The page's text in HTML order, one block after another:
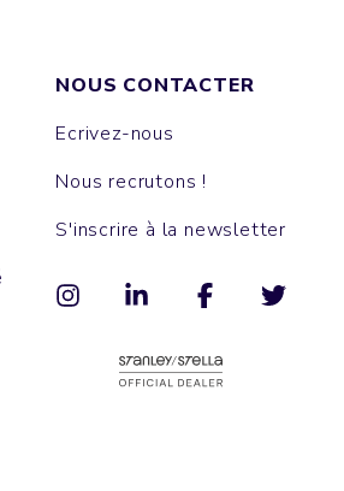
NOUS CONTACTER
Ecrivez-nous
Nous recrutons !
S'inscrire à la newsletter